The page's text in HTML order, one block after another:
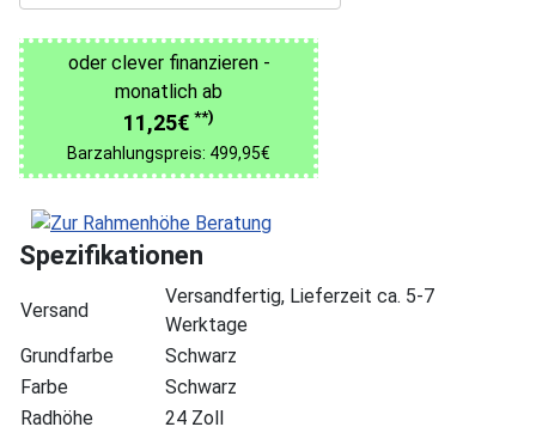
oder clever finanzieren -
monatlich ab
11,25€ **)
Barzahlungspreis: 499,95€
Spezifikationen
Versand
Versandfertig, Lieferzeit ca. 5-7
Werktage
Grundfarbe
Schwarz
Farbe
Schwarz
Radhöhe
24 Zoll